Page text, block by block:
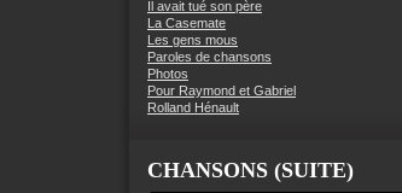
Il avait tué son père
La Casemate
Les gens mous
Paroles de chansons
Photos
Pour Raymond et Gabriel
Rolland Hénault
CHANSONS (SUITE)